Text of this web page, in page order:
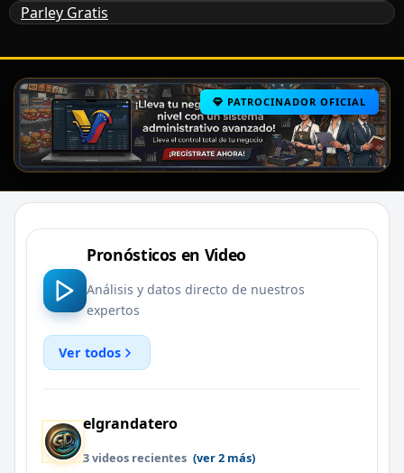
Parley Gratis
PATROCINADOR OFICIAL
Pronósticos en Video
Análisis y datos directo de nuestros
expertos
Ver todos
elgrandatero
3 videos recientes (ver 2 más)